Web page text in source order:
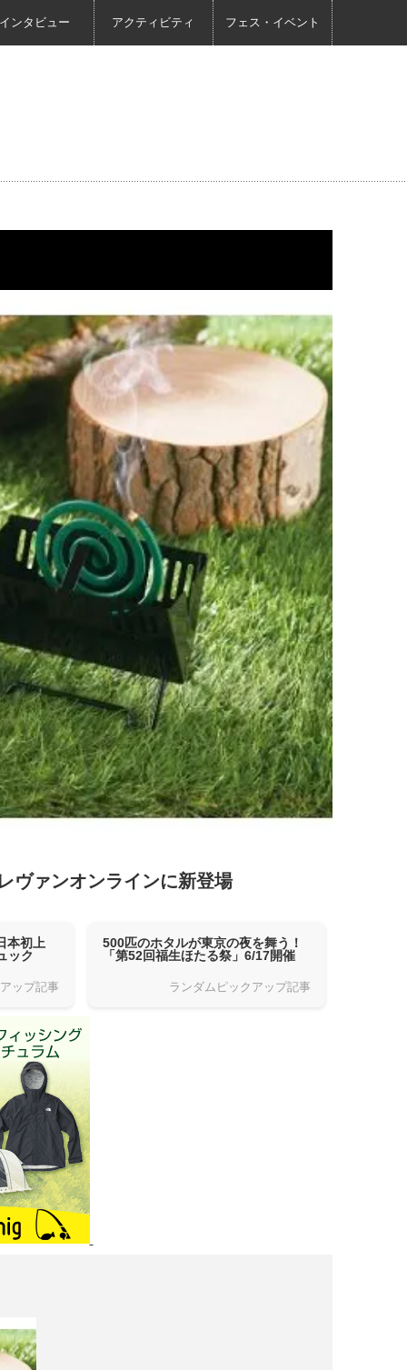
インタビュー アクティビティ フェス・イベント
ヴァンオンラインに新登場
本初上
ック
ップ記事
500匹のホタルが東京の夜を舞う！
「第52回福生ほたる祭」6/17開催
ランダムピックアップ記事